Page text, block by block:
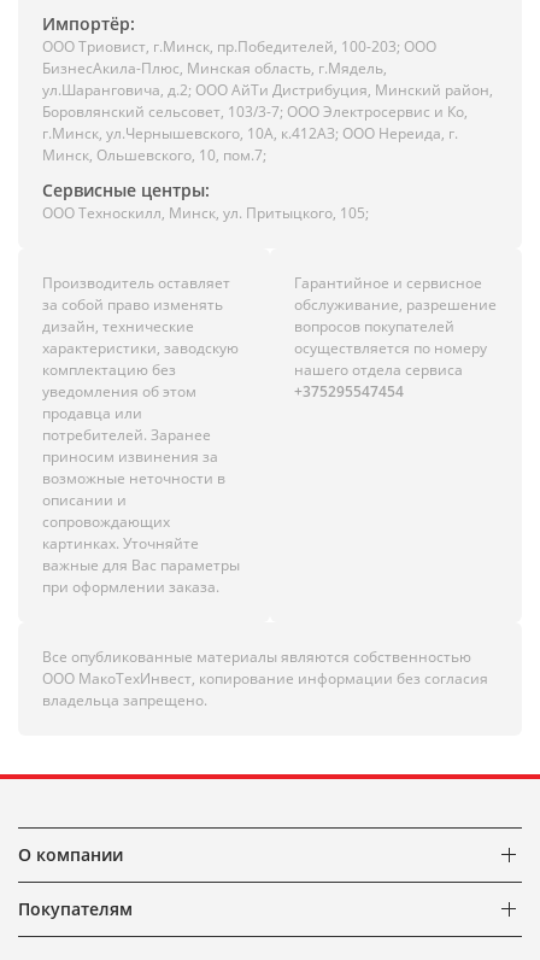
Импортёр:
ООО Триовист, г.Минск, пр.Победителей, 100-203; ООО
БизнесАкила-Плюс, Минская область, г.Мядель,
ул.Шаранговича, д.2; ООО АйТи Дистрибуция, Минский район,
Боровлянский сельсовет, 103/3-7; ООО Электросервис и Ко,
г.Минск, ул.Чернышевского, 10А, к.412АЗ; ООО Нереида, г.
Минск, Ольшевского, 10, пом.7;
Сервисные центры:
ООО Техноскилл, Минск, ул. Притыцкого, 105;
Производитель оставляет
за собой право изменять
дизайн, технические
характеристики, заводскую
комплектацию без
уведомления об этом
продавца или
потребителей. Заранее
приносим извинения за
возможные неточности в
описании и
сопровождающих
картинках. Уточняйте
важные для Вас параметры
при оформлении заказа.
Гарантийное и сервисное
обслуживание, разрешение
вопросов покупателей
осуществляется по номеру
нашего отдела сервиса
+375295547454
Все опубликованные материалы являются собственностью
ООО МакоТехИнвест, копирование информации без согласия
владельца запрещено.
О компании
Покупателям